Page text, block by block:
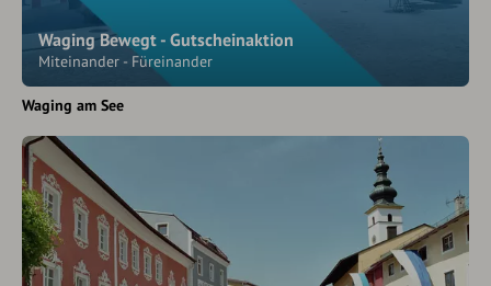
Waging Bewegt - Gutscheinaktion
Miteinander - Füreinander
Waging am See